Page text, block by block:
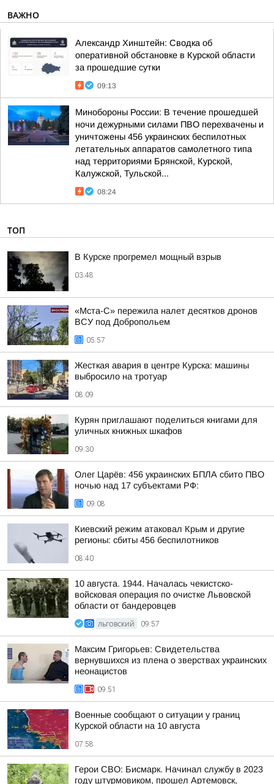
ВАЖНО
Александр Хинштейн: Сводка об
оперативной обстановке в Курской области
за прошедшие сутки
09:13
Минобороны России: В течение прошедшей
ночи дежурными силами ПВО перехвачены и
уничтожены 456 украинских беспилотных
летательных аппаратов самолетного типа
над территориями Брянской, Курской,
Калужской, Тульской...
08:24
ТОП
В Курске прогремел мощный взрыв
03:48
«Мста-С» пережила налет десятков дронов
ВСУ под Добропольем
05:57
Жесткая авария в центре Курска: машины
выбросило на тротуар
08:09
Курян приглашают поделиться книгами для
уличных книжных шкафов
09:30
Олег Царёв: 456 украинских БПЛА сбито ПВО
ночью над 17 субъектами РФ:
09:08
Киевский режим атаковал Крым и другие
регионы: сбиты 456 беспилотников
08:40
10 августа. 1944. Началась чекистско-
войсковая операция по очистке Львовской
области от бандеровцев
ЛЬГОВСКИЙ 09:57
Максим Григорьев: Свидетельства
вернувшихся из плена о зверствах украинских
неонацистов
09:51
Военные сообщают о ситуации у границ
Курской области на 10 августа
07:58
Герои СВО: Бисмарк. Начинал службу в 2023
году штурмовиком, прошел Артемовск,